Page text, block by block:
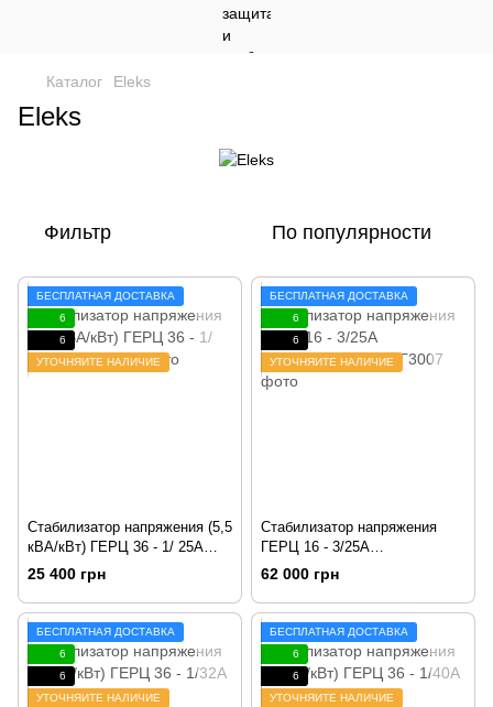
Каталог Eleks
Eleks
Фильтр По популярности
БЕСПЛАТНАЯ ДОСТАВКА
6
6
УТОЧНЯЙТЕ НАЛИЧИЕ
Стабилизатор напряжения (5,5
кВА/кВт) ГЕРЦ 36 - 1/ 25А
v3.0
25 400 грн
БЕСПЛАТНАЯ ДОСТАВКА
6
6
УТОЧНЯЙТЕ НАЛИЧИЕ
Стабилизатор напряжения
ГЕРЦ 16 - 3/25А
v3.0 (16,5 кВА/кВт)
62 000 грн
БЕСПЛАТНАЯ ДОСТАВКА
6
6
УТОЧНЯЙТЕ НАЛИЧИЕ
БЕСПЛАТНАЯ ДОСТАВКА
6
6
УТОЧНЯЙТЕ НАЛИЧИЕ